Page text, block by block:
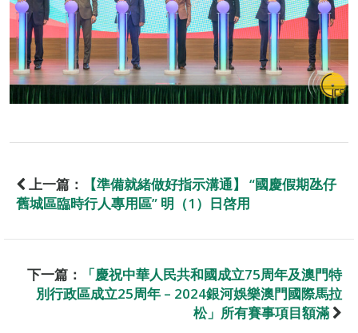
上一篇：
【準備就緒做好指示溝通】 “國慶假期氹仔
舊城區臨時行人專用區” 明（1）日啓用
下一篇：
「慶祝中華人民共和國成立75周年及澳門特
別行政區成立25周年 – 2024銀河娛樂澳門國際馬拉
松」所有賽事項目額滿